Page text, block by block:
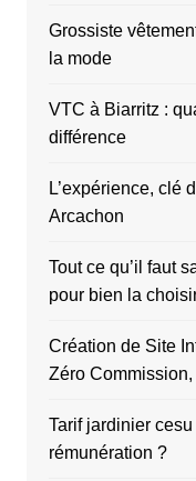
Grossiste
la mode
VTC à Biarritz :
différence
L’expérience, clé
Arcachon
Tout ce qu’il faut
pour bien la
Création de Site
Zéro
Tarif jardinier
rémunération ?